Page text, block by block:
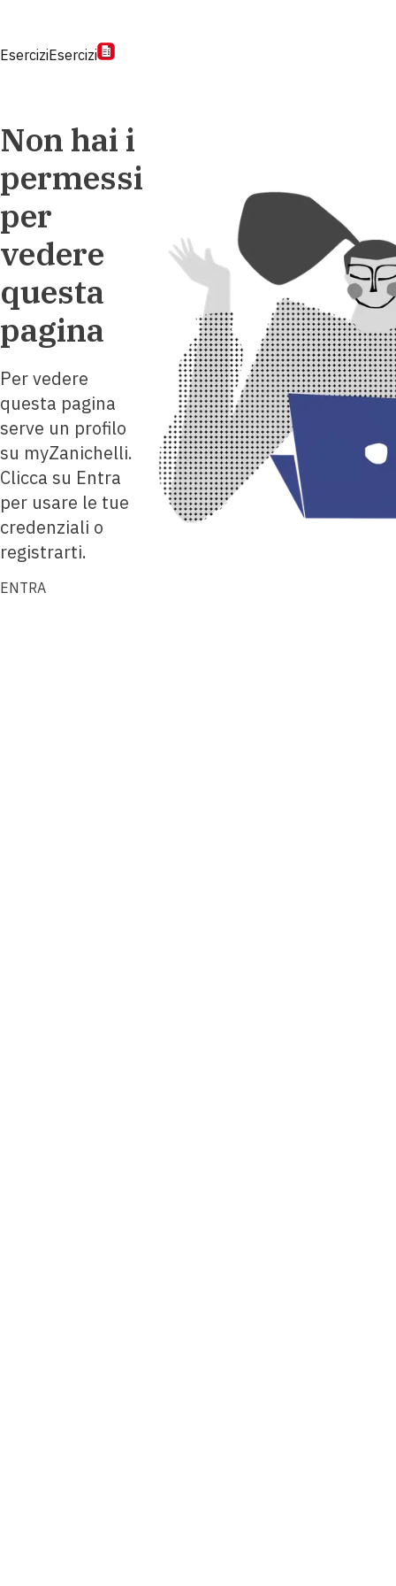
EserciziEsercizi
Non hai i
permessi
per
vedere
questa
pagina
Per vedere
questa pagina
serve un profilo
su myZanichelli.
Clicca su Entra
per usare le tue
credenziali o
registrarti.
ENTRA